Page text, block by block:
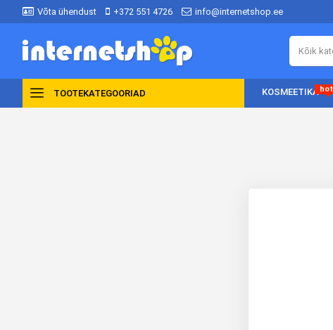
Võta ühendust +372 551 4726 info@internetshop.ee
TOOTEKATEGOORIAD KOSMEETIKAhot